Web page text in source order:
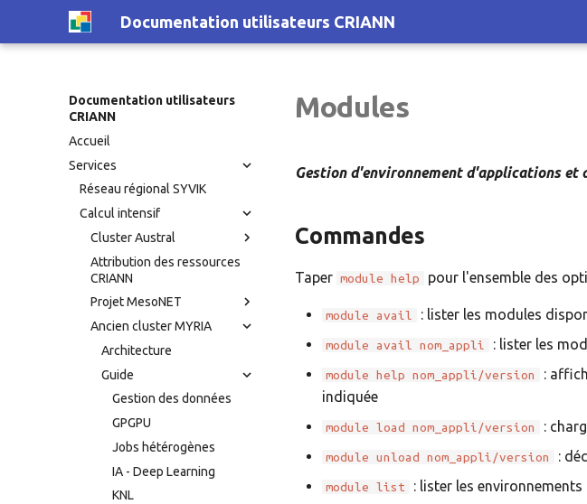
Documentation utilisateurs CRIANN
Documentation utilisateurs
CRIANN
Accueil
Services
Réseau régional SYVIK
Calcul intensif
Cluster Austral
Attribution des ressources
CRIANN
Projet MesoNET
Ancien cluster MYRIA
Architecture
Guide
Gestion des données
GPGPU
Jobs hétérogènes
IA - Deep Learning
KNL
Modules
Gestion d'environnement d'applications et
Commandes
Taper module help pour l'ensemble des
module avail : lister les modules
module avail nom_appli : lister les
module help nom_appli/version
:
indiquée
module load nom_appli/version :
module unload nom_appli/version :
module list : lister les environnements